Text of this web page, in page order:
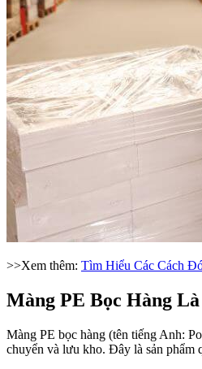
>>Xem thêm: Tìm Hiểu Các Cách
Màng PE Bọc Hàng
Màng PE bọc hàng (tên tiếng Anh:
chuyển và lưu kho. Đây là sản phẩm